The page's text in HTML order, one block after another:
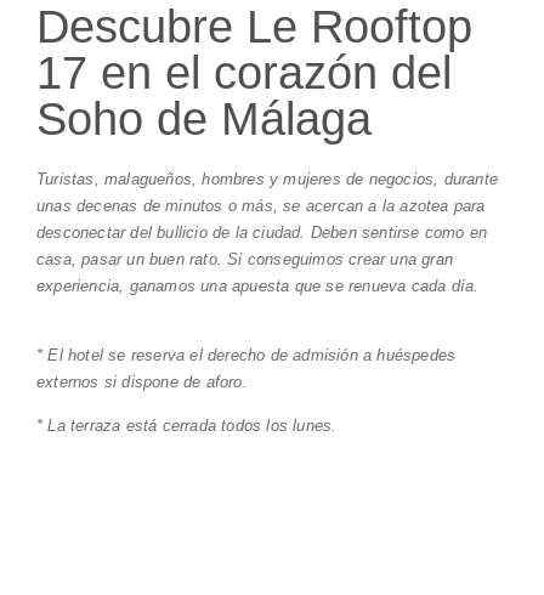
Descubre Le Rooftop
17 en el corazón del
Soho de Málaga
Turistas, malagueños, hombres y mujeres de negocios, durante
unas decenas de minutos o más, se acercan a la azotea para
desconectar del bullicio de la ciudad. Deben sentirse como en
casa, pasar un buen rato. Si conseguimos crear una gran
experiencia, ganamos una apuesta que se renueva cada día.
* El hotel se reserva el derecho de admisión a huéspedes
externos si dispone de aforo.
* La terraza está cerrada todos los lunes.